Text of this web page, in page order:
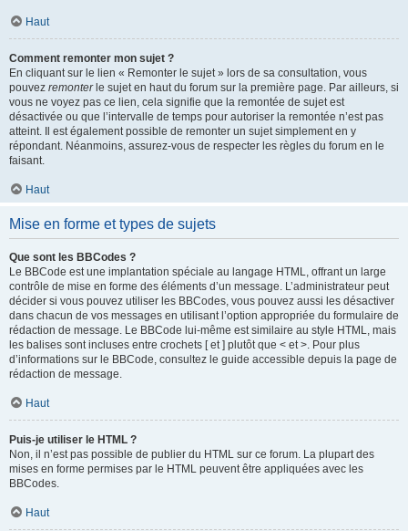
Haut
Comment remonter mon sujet ?
En cliquant sur le lien « Remonter le sujet » lors de sa consultation, vous
pouvez remonterle sujet en haut du forum sur la première page. Par ailleurs, si
vous ne voyez pas ce lien, cela signifie que la remontée de sujet est
désactivée ou que l’intervalle de temps pour autoriser la remontée n’est pas
atteint. Il est également possible de remonter un sujet simplement en y
répondant. Néanmoins, assurez-vous de respecter les règles du forum en le
faisant.
Haut
Mise en forme et types de sujets
Que sont les BBCodes ?
Le BBCode est une implantation spéciale au langage HTML, offrant un large
contrôle de mise en forme des éléments d’un message. L’administrateur peut
décider si vous pouvez utiliser les BBCodes, vous pouvez aussi les désactiver
dans chacun de vos messages en utilisant l’option appropriée du formulaire de
rédaction de message. Le BBCode lui-même est similaire au style HTML, mais
les balises sont incluses entre crochets [ et ] plutôt que < et >. Pour plus
d’informations sur le BBCode, consultez le guide accessible depuis la page de
rédaction de message.
Haut
Puis-je utiliser le HTML ?
Non, il n’est pas possible de publier du HTML sur ce forum. La plupart des
mises en forme permises par le HTML peuvent être appliquées avec les
BBCodes.
Haut